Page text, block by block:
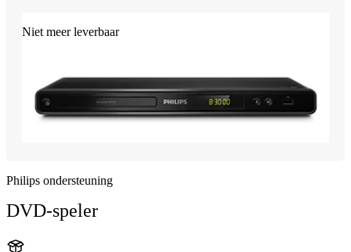
Niet meer leverbaar
Philips ondersteuning
DVD-speler